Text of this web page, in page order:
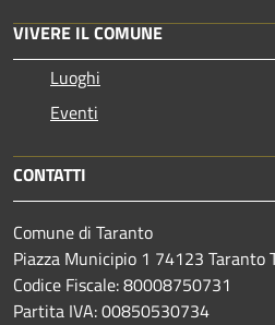
VIVERE IL COMUNE
Luoghi
Eventi
CONTATTI
Comune di Taranto
Piazza Municipio 1 74123
Codice Fiscale: 80008750731
Partita IVA: 00850530734